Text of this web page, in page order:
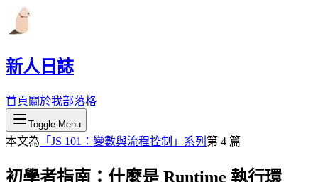
新人日誌
首頁 關於我部落格
Toggle Menu
本文為 「 JS 101：變數與流程控制 」系列 第 4 篇
初學者指南：什麼是 Runtime 執行環